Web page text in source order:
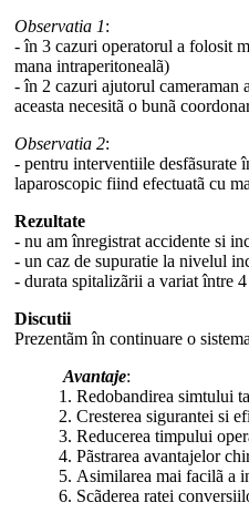
Observatia 1:
- în 3 cazuri operatorul a folosit
mana intraperitonealã)
- în 2 cazuri ajutorul cameraman
aceasta necesitã o bunã
Observatia 2:
- pentru interventiile desfãsurate
laparoscopic fiind efectuatã cu
Rezultate
- nu am înregistrat accidente si
- un caz de supuratie la nivelul
- durata spitalizãrii a variat între
Discutii
Prezentãm în continuare o
Avantaje:
1. Redobandirea simtului
2. Cresterea sigurantei si
3. Reducerea timpului
4. Pãstrarea avantajelor
5. Asimilarea mai facilã a
6. Scãderea ratei